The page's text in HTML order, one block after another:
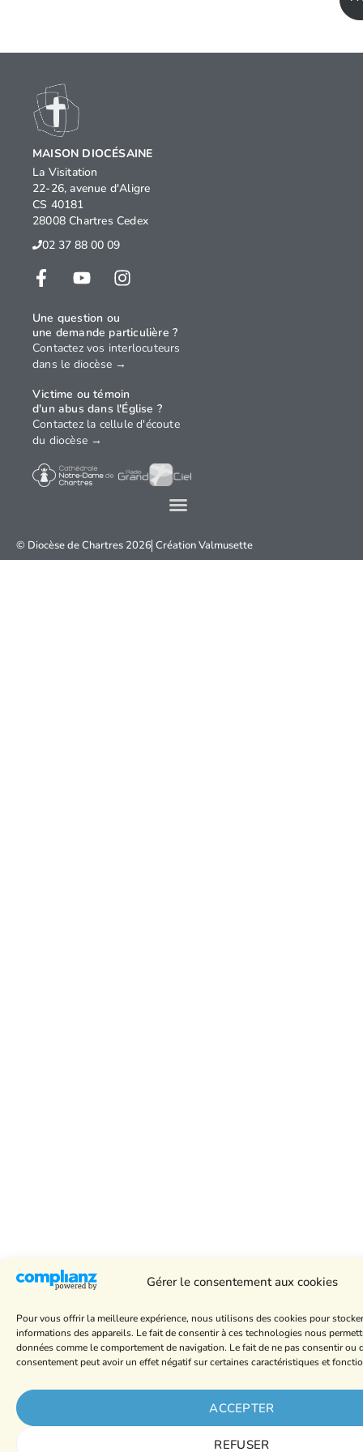
Gérer le consentement aux cookies
Pour vous offrir la meilleure expérience, nous utilisons des cookies pour
informations des appareils. Le fait de consentir à ces technologies nous
données comme le comportement de navigation. Le fait de ne pas consentir ou
consentement peut avoir un effet négatif sur certaines caractéristiques et
ACCEPTER
REFUSER
© Diocèse de Chartres 2026 CréationValmusette
MAISON DIOCÉSAINE
La Visitation
22-26, avenue d'Aligre
CS 40181
28008 Chartres Cedex
02 37 88 00 09
Une question ou
une demande particulière ?
Contactez vos interlocuteurs
dans le diocèse →
Victime ou témoin
d'un abus dans l'Église ?
Contactez la cellule d'écoute
du diocèse →